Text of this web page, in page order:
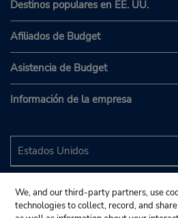
Destinos populares en EE. UU.
Afiliados de Budget
Asistencia de Budget
Información de la empresa
We, and our third-party partners, use
technologies to collect, record, and